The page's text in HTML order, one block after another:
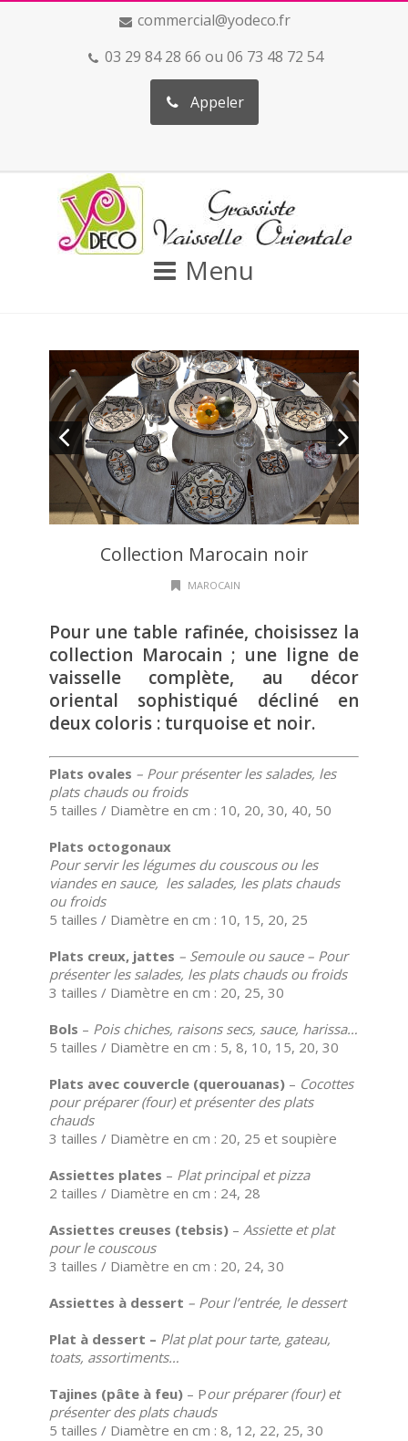
commercial@yodeco.fr
03 29 84 28 66 ou 06 73 48 72 54
Appeler
Menu
Collection Marocain noir
MAROCAIN
Pour une table rafinée, choisissez la
collection Marocain ; une ligne de
vaisselle complète, au décor
oriental sophistiqué décliné en
deux coloris : turquoise et noir.
Plats ovales – Pour présenter les salades, les
plats chauds ou froids
5 tailles / Diamètre en cm : 10, 20, 30, 40, 50
Plats octogonaux
Pour servir les légumes du couscous ou les
viandes en sauce, les salades, les plats chauds
ou froids
5 tailles / Diamètre en cm : 10, 15, 20, 25
Plats creux, jattes – Semoule ou sauce – Pour
présenter les salades, les plats chauds ou froids
3 tailles / Diamètre en cm : 20, 25, 30
Bols – Pois chiches, raisons secs, sauce, harissa…
5 tailles / Diamètre en cm : 5, 8, 10, 15, 20, 30
Plats avec couvercle (querouanas) – Cocottes
pour préparer (four) et présenter des plats
chauds
3 tailles / Diamètre en cm : 20, 25 et soupière
Assiettes plates – Plat principal et pizza
2 tailles / Diamètre en cm : 24, 28
Assiettes creuses (tebsis) – Assiette et plat
pour le couscous
3 tailles / Diamètre en cm : 20, 24, 30
Assiettes à dessert – Pour l’entrée, le dessert
Plat à dessert – Plat plat pour tarte, gateau,
toats, assortiments…
Tajines (pâte à feu) – Pour préparer (four) et
présenter des plats chauds
5 tailles / Diamètre en cm : 8, 12, 22, 25, 30